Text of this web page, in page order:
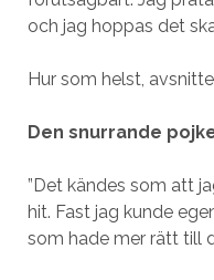
och jag hoppas det
Hur som helst,
Den snurrande
”Det kändes som att
hit. Fast jag kunde
som hade mer rätt till